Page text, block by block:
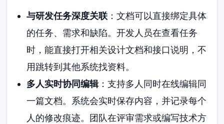
与研发任务深度关联：文档可以直接绑定具体
的任务、需求和缺陷。开发人员在查看任务
时，能直接打开相关设计文档和接口说明，不
用跳转到其他系统找资料。
多人实时协同编辑：支持多人同时在线编辑同
一篇文档。系统会实时保存内容，并记录每个
人的修改痕迹。团队在评审需求或编写技术方